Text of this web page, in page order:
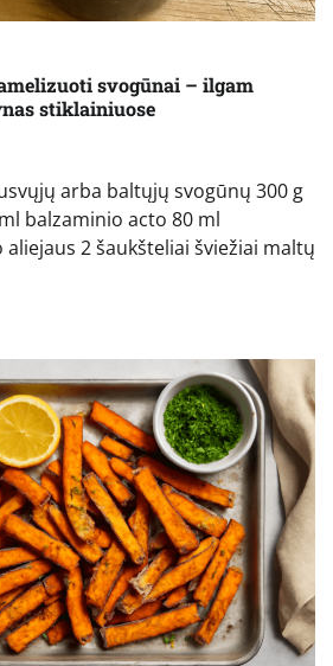
svogūnai – ilgam
stiklainiuose
arba baltųjų svogūnų 300 g
balzaminio acto 80 ml
2 šaukšteliai šviežiai maltų